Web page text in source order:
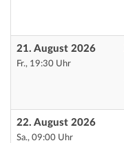
21. August 2026
Fr., 19:30 Uhr
22. August 2026
Sa., 09:00 Uhr